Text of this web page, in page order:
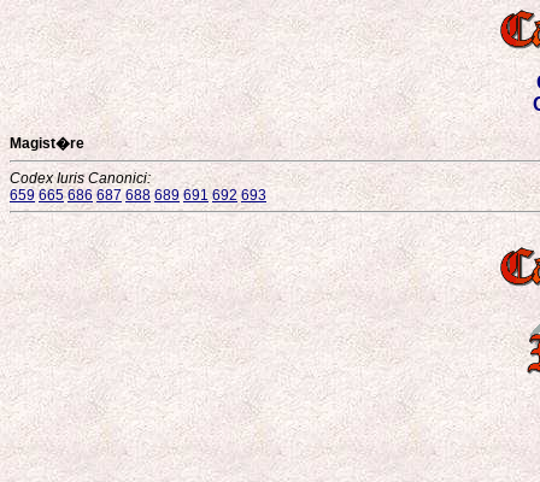
Magist�re
Codex Iuris Canonici:
659 665 686 687 688 689 691 692 693